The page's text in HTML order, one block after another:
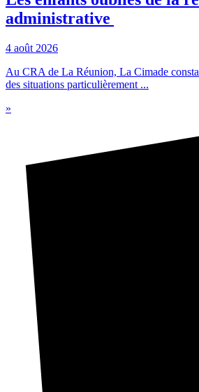
administrative
4 août 2026
Au CRA de La Réunion, La Cimade
des situations particulièrement ...
»